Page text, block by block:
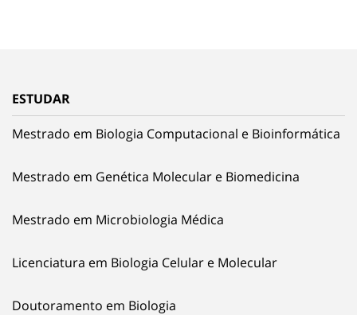
ESTUDAR
Mestrado em Biologia Computacional e Bioinformática
Mestrado em Genética Molecular e Biomedicina
Mestrado em Microbiologia Médica
Licenciatura em Biologia Celular e Molecular
Doutoramento em Biologia